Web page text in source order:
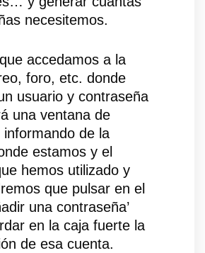
necesitemos.
accedamos a la
foro, etc. donde
usuario y contraseña
una ventana de
informando de la
estamos y el
hemos utilizado y
que pulsar en el
una contraseña’
en la caja fuerte la
de esa cuenta.